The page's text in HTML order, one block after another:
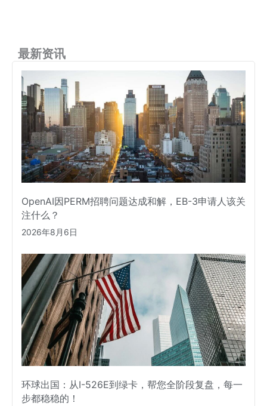
最新资讯
OpenAI因PERM招聘问题达成和解，EB-3申请人该关
注什么？
2026年8月6日
环球出国：从I-526E到绿卡，帮您全阶段复盘，每一
步都稳稳的！